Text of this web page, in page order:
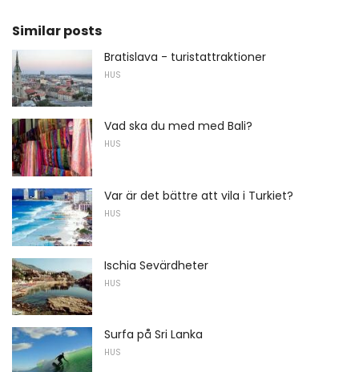
Similar posts
Bratislava - turistattraktioner
HUS
Vad ska du med med Bali?
HUS
Var är det bättre att vila i Turkiet?
HUS
Ischia Sevärdheter
HUS
Surfa på Sri Lanka
HUS